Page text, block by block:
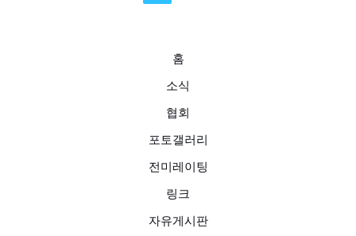
홈
소식
협회
포토갤러리
전미레이팅
링크
자유게시판